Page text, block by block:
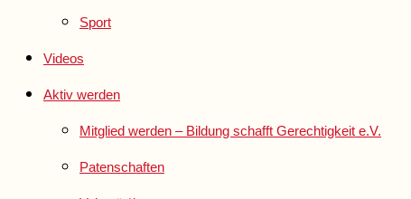
Sport
Videos
Aktiv werden
Mitglied werden – Bildung schafft Gerechtigkeit e.V.
Patenschaften